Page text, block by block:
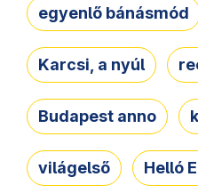
egyenlő bánásmód
Karcsi, a nyúl
Budapest anno
világelső Helló